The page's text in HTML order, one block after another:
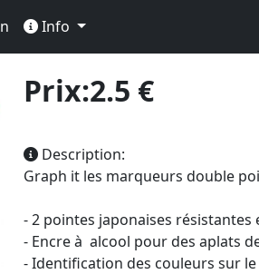
Info
Prix:2.5 €
Description:
Graph it les marqueurs double
- 2 pointes japonaises
- Encre à alcool pour des aplats
- Identification des couleurs sur